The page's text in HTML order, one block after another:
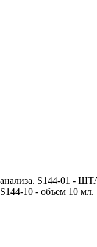
анализа. S144-
10 - объем 10 мл.